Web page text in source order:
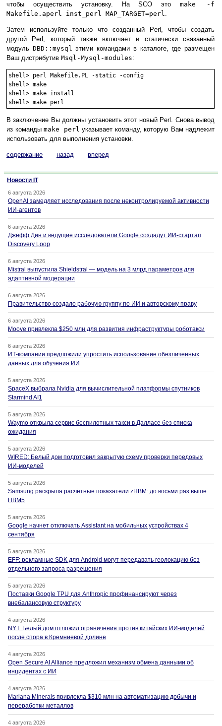
чтобы осуществить установку. На SCO этоmake -f
Makefile.aperl inst_perl MAP_TARGET=perl.
Затем используйте только что созданный Perl, чтобы создать
другой Perl, который также включает и статически связанный
модуль DBD::mysql этими командами в каталоге, где размещен
Ваш дистрибутив Msql-Mysql-modules:
shell> perl Makefile.PL -static -config
shell> make
shell> make install
В заключение Вы должны установить этот новый Perl. Снова вывод
из команды make perl указывает команду, которую Вам надлежит
использовать для выполнения установки.
содержание назад вперед
Новости IT
6 августа 2026
OpenAI замедляет исследования после неконтролируемой активности
ИИ-агентов
6 августа 2026
Джефф Дин и ведущие исследователи Google создадут ИИ-стартап
Discovery Loop
6 августа 2026
Mistral выпустила Shieldstral — модель на 3 млрд параметров для
адаптивной модерации
6 августа 2026
Правительство создало рабочую группу по ИИ и авторскому праву
6 августа 2026
Moove привлекла $250 млн для развития инфраструктуры роботакси
6 августа 2026
ИТ-компании предложили упростить использование обезличенных
данных для обучения ИИ
5 августа 2026
SpaceX выбрала Nvidia для вычислительной платформы спутников
Starmind AI1
5 августа 2026
Waymo открыла сервис беспилотных такси в Далласе без списка
ожидания
5 августа 2026
WIRED: Белый дом подготовил закрытую схему проверки передовых
ИИ-моделей
5 августа 2026
Samsung раскрыла расчётные показатели zHBM: до восьми раз выше
HBM5
5 августа 2026
Google начнет отключать Assistant на мобильных устройствах 4
сентября
5 августа 2026
EFF: рекламные SDK для Android могут передавать геолокацию без
отдельного запроса разрешения
5 августа 2026
Поставки Google TPU для Anthropic профинансируют через
внебалансовую структуру
4 августа 2026
NYT: Белый дом отложил ограничения против китайских ИИ-моделей
после спора в Кремниевой долине
4 августа 2026
Open Secure AI Alliance предложил механизм обмена данными об
инцидентах с ИИ
4 августа 2026
Mariana Minerals привлекла $310 млн на автоматизацию добычи и
переработки металлов
4 августа 2026